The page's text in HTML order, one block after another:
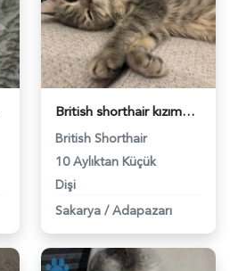
British shorthair kızıma eş arıyoruz - 118981907
British Shorthair
10 Aylıktan Küçük
Dişi
Sakarya / Adapazarı